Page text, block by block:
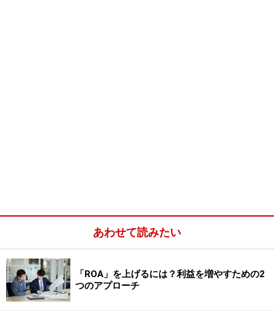
『大掃除』というと、何かを『処分する』といったイメ
でも、経理周りの書類はおいそれとは処分することはで
きません。
それは、一定期間内、株主の求めに応じて帳簿を開示す
あわせて読みたい
「ROA」を上げるには？利益を増やすための2
つのアプローチ